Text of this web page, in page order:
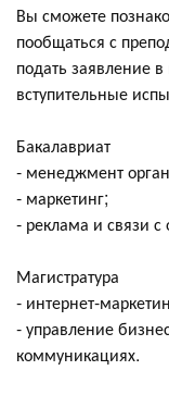
Вы сможете
пообщаться с
подать заявление
вступительные
Бакалавриат
- менеджмент
- маркетинг;
- реклама и связи
Магистратура
- интернет-
- управление
коммуникациях.